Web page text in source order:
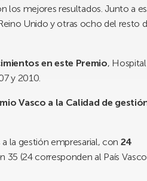
los mejores resultados. Junto a
Unido y otras ocho del resto
en este Premio,
y 2010.
Vasco a la Calidad de
la gestión empresarial, con 24
(24 corresponden al País